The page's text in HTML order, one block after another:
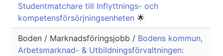
Studentmatchare till Inflyttnings- och
kompetensförsörjningsenheten 🌟
Boden / Marknadsföringsjobb / Bodens kommun,
Arbetsmarknad- & Utbildningsförvaltningen: